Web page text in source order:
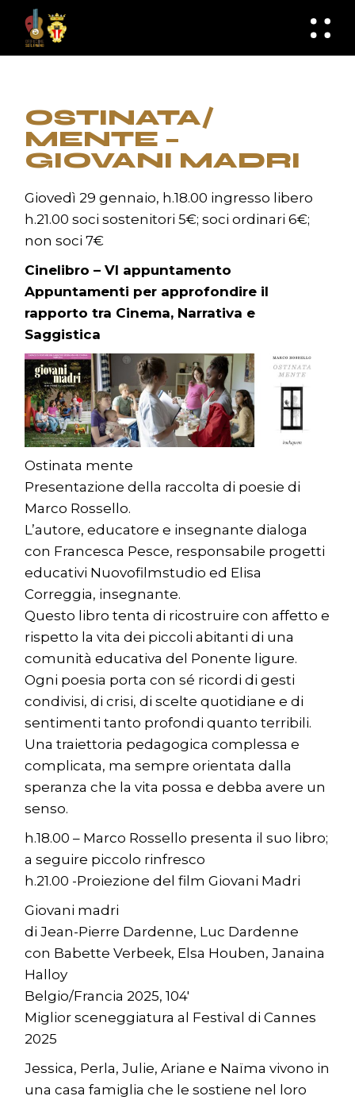
content
OSTINATA/
MENTE –
GIOVANI MADRI
Giovedì 29 gennaio, h.18.00 ingresso libero
h.21.00 soci sostenitori 5€; soci ordinari 6€;
non soci 7€
Cinelibro – VI appuntamento
Appuntamenti per approfondire il
rapporto tra Cinema, Narrativa e
Saggistica
Ostinata mente
Presentazione della raccolta di poesie di
Marco Rossello.
L’autore, educatore e insegnante dialoga
con Francesca Pesce, responsabile progetti
educativi Nuovofilmstudio ed Elisa
Correggia, insegnante.
Questo libro tenta di ricostruire con affetto e
rispetto la vita dei piccoli abitanti di una
comunità educativa del Ponente ligure.
Ogni poesia porta con sé ricordi di gesti
condivisi, di crisi, di scelte quotidiane e di
sentimenti tanto profondi quanto terribili.
Una traiettoria pedagogica complessa e
complicata, ma sempre orientata dalla
speranza che la vita possa e debba avere un
senso.
h.18.00 – Marco Rossello presenta il suo libro;
a seguire piccolo rinfresco
h.21.00 -Proiezione del film Giovani Madri
Giovani madri
di Jean-Pierre Dardenne, Luc Dardenne
con Babette Verbeek, Elsa Houben, Janaina
Halloy
Belgio/Francia 2025, 104′
Miglior sceneggiatura al Festival di Cannes
2025
Jessica, Perla, Julie, Ariane e Naïma vivono in
una casa famiglia che le sostiene nel loro